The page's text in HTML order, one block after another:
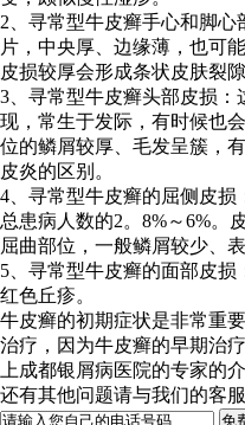
2、寻常型牛皮癣手心和脚
片，中央厚、边缘薄，也可
皮损较厚会形成条状皮肤裂隙
3、寻常型牛皮癣头部皮损：
现，常生于发际，有时候也
位的鳞屑较厚、毛发呈簇，
皮炎的区别。
4、寻常型牛皮癣的屈侧皮
总患病人数的2。8%～6%。
屈曲部位，一般鳞屑较少、
5、寻常型牛皮癣的面部皮
红色丘疹。
牛皮癣的初期症状是非常重
治疗，因为牛皮癣的早期治
上成都银屑病医院的专家的
还有其他问题请与我们的客服